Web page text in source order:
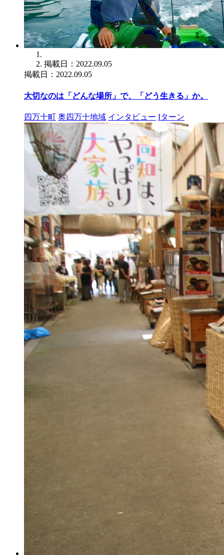
掲載日：2022.09.05
掲載日：2022.09.05
大切なのは「どんな場所」で、「どう生きる」か。
四万十町 奥四万十地域 インタビュー Iターン